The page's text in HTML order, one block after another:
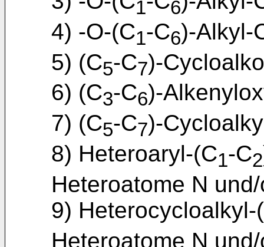
1 6
4) -O-(C1-C6)-Alkyl-
5) (C5-C7)-
6) (C3-C6)-
7) (C5-C7)-
8) Heteroaryl-(C1-C2
Heteroatome N
9) Heterocycloalkyl-
Heteroatome N